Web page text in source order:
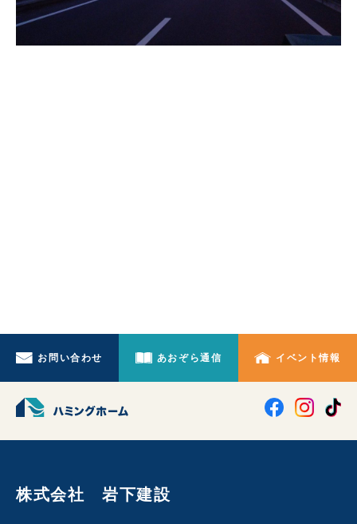
お問い合わせ あおぞら通信 イベント情報
株式会社 岩下建設